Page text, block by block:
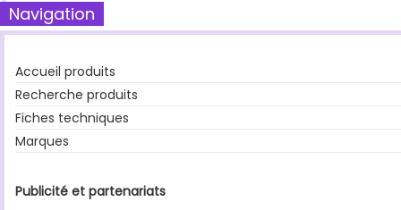
Navigation
Accueil produits
Recherche produits
Fiches techniques
Marques
Publicité et partenariats